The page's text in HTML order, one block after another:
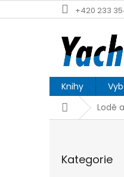
na
+420 233
Knihy
DomůLodě
kategorie
Kategorie